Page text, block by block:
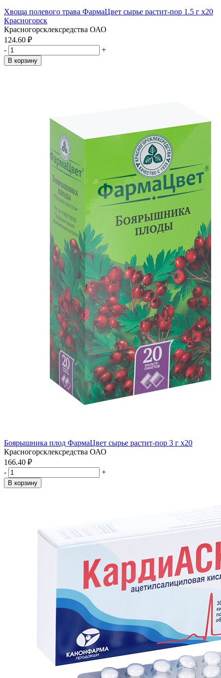
Хвоща полевого трава ФармаЦвет сырье растит-пор 1.5 г x20
Красногорск
Красногорсклексредства ОАО
124.60 ₽
-
+
В корзину
Боярышника плод ФармаЦвет сырье растит-пор 3 г x20
Красногорсклексредства ОАО
166.40 ₽
-
+
В корзину